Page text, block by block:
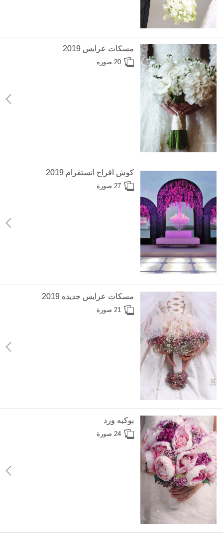
مسكات عرايس 2019
20 صورة
كوش افراح انستقرام 2019
27 صورة
مسكات عرايس جديده 2019
21 صورة
بوكيه ورد
24 صورة